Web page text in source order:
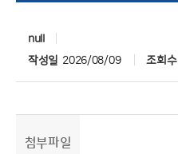
null
작성일 2026/08/09 조회수
첨부파일